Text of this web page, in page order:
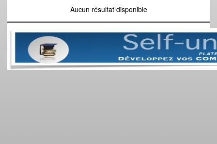
Aucun résultat disponible